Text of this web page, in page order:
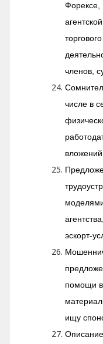
членов,
числе в
эскорт-
помощи
ищу